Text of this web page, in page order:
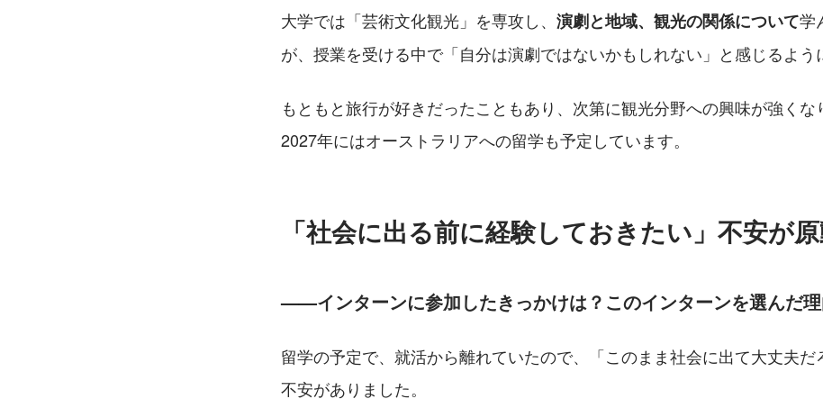
大学では「芸術文化観光」を専攻し、 演劇と地域、観光の関係について学
が、授業を受ける中で「自分は演劇ではないかもしれない」と感じるよう
もともと旅行が好きだったこともあり、次第に観光分野への興味が強くな
2027年にはオーストラリアへの留学も予定しています。
「社会に出る前に経験しておきたい」不安が
——インターンに参加したきっかけは？このインターンを選んだ理
留学の予定で、就活から離れていたので、「このまま社会に出て大丈夫だ
不安がありました。